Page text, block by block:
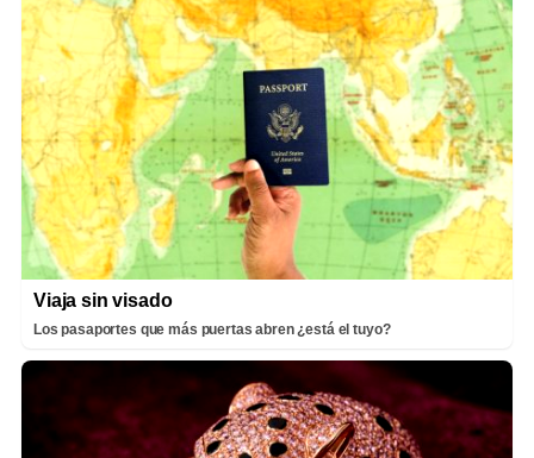
Viaja sin visado
Los pasaportes que más puertas abren ¿está el tuyo?